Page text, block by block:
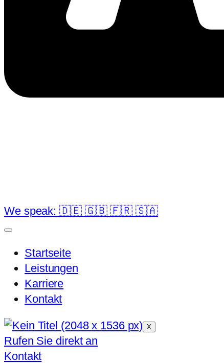
We speak: 🇩🇪 🇬🇧 🇫🇷 🇸🇦
Startseite
Leistungen
Karriere
Kontakt
X
Rufen Sie direkt an
Kontakt